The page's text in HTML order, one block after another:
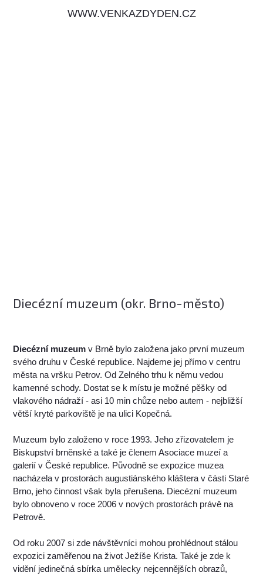
WWW.VENKAZDYDEN.CZ
Diecézní muzeum (okr. Brno-město)
Diecézní muzeum v Brně bylo založena jako první muzeum
svého druhu v České republice. Najdeme jej přímo v centru
města na vršku Petrov. Od Zelného trhu k němu vedou
kamenné schody. Dostat se k místu je možné pěšky od
vlakového nádraží - asi 10 min chůze nebo autem - nejbližší
větší kryté parkoviště je na ulici Kopečná.
Muzeum bylo založeno v roce 1993. Jeho zřizovatelem je
Biskupství brněnské a také je členem Asociace muzeí a
galerií v České republice. Původně se expozice muzea
nacházela v prostorách augustiánského kláštera v části Staré
Brno, jeho činnost však byla přerušena. Diecézní muzeum
bylo obnoveno v roce 2006 v nových prostorách právě na
Petrově.
Od roku 2007 si zde návštěvníci mohou prohlédnout stálou
expozici zaměřenou na život Ježíše Krista. Také je zde k
vidění jedinečná sbírka umělecky nejcennějších obrazů,